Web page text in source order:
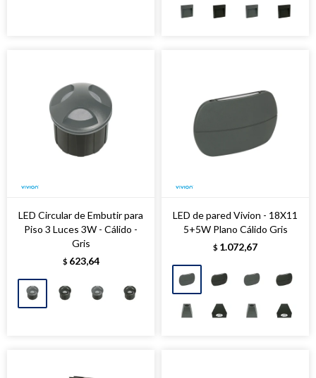
LED Circular de Embutir para
Piso 3 Luces 3W - Cálido -
Gris
$ 623,64
LED de pared Vivion - 18X11
5+5W Plano Cálido Gris
$ 1.072,67